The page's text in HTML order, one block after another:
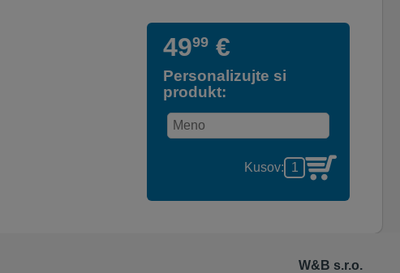
4999 €
Personalizujte si
produkt:
Kusov:
W&B s.r.o.